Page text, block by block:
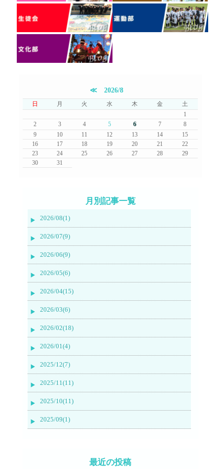
≪ 2026/8
日 月 火 水 木 金
土
1
2
3 4 5 6 7
8
9
10 11 12 13 14
15
16
17 18 19 20 21
22
23
24 25 26 27 28
29
30
31
月別記事一覧
2026/08(1)
2026/07(9)
2026/06(9)
2026/05(6)
2026/04(15)
2026/03(6)
2026/02(18)
2026/01(4)
2025/12(7)
2025/11(11)
2025/10(11)
2025/09(1)
最近の投稿